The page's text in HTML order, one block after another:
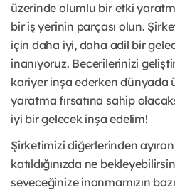
üzerinde olumlu bir etki
bir iş yerinin parçası olun.
için daha iyi, daha adil bir
inanıyoruz. Becerilerinizi
kariyer inşa ederken dünyada
yaratma fırsatına sahip
iyi bir gelecek inşa edelim!
Şirketimizi diğerlerinden
katıldığınızda ne
seveceğinize inanmamızın